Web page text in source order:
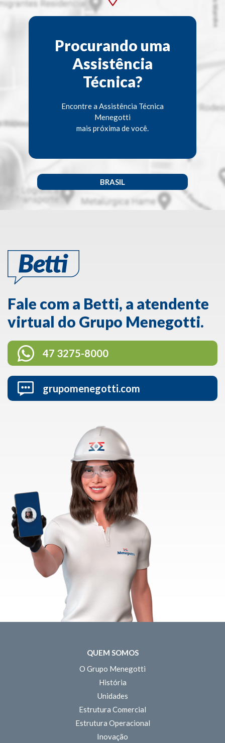
Procurando uma
Assistência
Técnica?
Encontre a Assistência Técnica
Menegotti
mais próxima de você.
BRASIL
Fale com a Betti, a atendente
virtual do Grupo Menegotti.
47 3275-8000
grupomenegotti.com
QUEM SOMOS
O Grupo Menegotti
História
Unidades
Estrutura Comercial
Estrutura Operacional
Inovação